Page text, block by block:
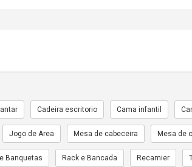
Cadeira escritorio Cama infantil
Jogo de Area Mesa de cabeceira Mesa de
Banquetas Rack e Bancada Recamier